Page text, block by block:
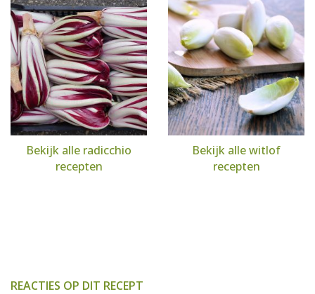
Bekijk alle radicchio
recepten
Bekijk alle witlof
recepten
REACTIES OP DIT RECEPT